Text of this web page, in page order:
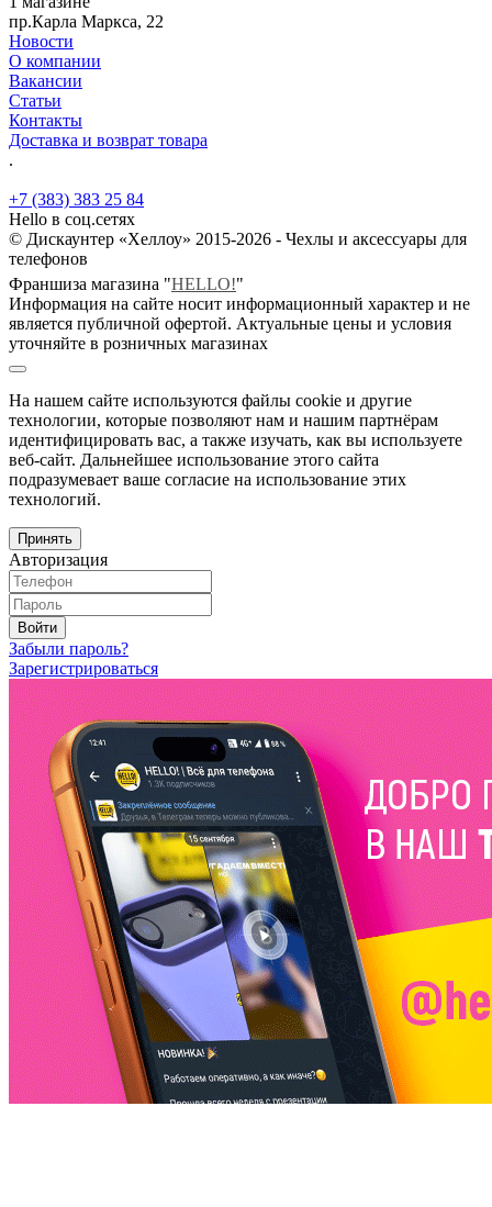
пр.Карла Маркса, 22
Новости
О компании
Вакансии
Статьи
Контакты
Доставка и возврат товара
.
+7 (383) 383 25 84
Hello в соц.сетях
© Дискаунтер «Хеллоу» 2015-2026 - Чехлы и аксессуары для
телефонов
Франшиза магазина "HELLO!"
Информация на сайте носит информационный характер и не
является публичной офертой. Актуальные цены и условия
уточняйте в розничных магазинах
На нашем сайте используются файлы cookie и другие
технологии, которые позволяют нам и нашим партнёрам
идентифицировать вас, а также изучать, как вы используете
веб-сайт. Дальнейшее использование этого сайта
подразумевает ваше согласие на использование этих
технологий.
Принять
Авторизация
Войти
Забыли пароль?
Зарегистрироваться